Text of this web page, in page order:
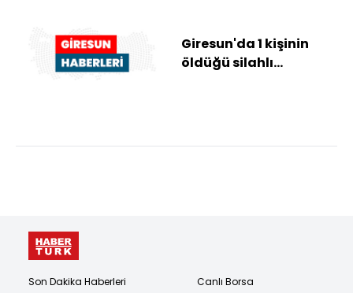
Giresun'da 1 kişinin
öldüğü silahlı
Son Dakika Haberleri
Canlı Borsa